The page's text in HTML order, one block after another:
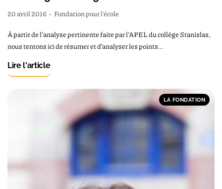
20 avril 2016 • Fondation pour l'école
À partir de l’analyse pertinente faite par l’APEL du collège Stanislas,
nous tentons ici de résumer et d’analyser les points…
Lire l'article
LA FONDATION